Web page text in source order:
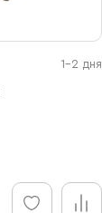
1-2 дня